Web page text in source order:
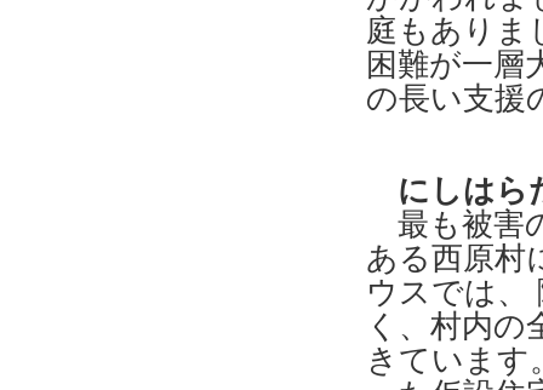
庭もありま
困難が一層
の長い支援
にしはら
最も被害
ある西原村
ウスでは、
く、村内の
きています